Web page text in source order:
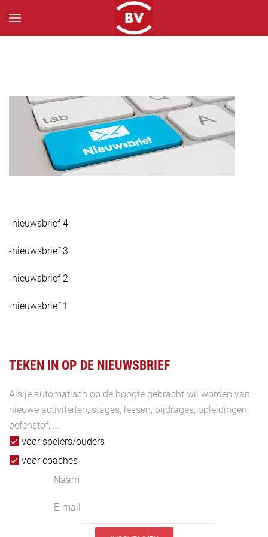
-nieuwsbrief 4
-nieuwsbrief 3
-nieuwsbrief 2
-nieuwsbrief 1
TEKEN IN OP DE NIEUWSBRIEF
Als je automatisch op de hoogte gebracht wil worden van
nieuwe activiteiten, stages, lessen, bijdrages, opleidingen,
oefenstof, ...
voor spelers/ouders
voor coaches
Naam
E-mail